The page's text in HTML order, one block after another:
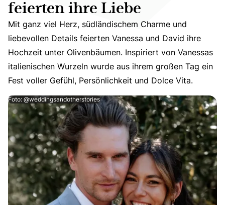
feierten ihre Liebe
Mit ganz viel Herz, südländischem Charme und
Mit ganz viel Herz, südländischem Charme und
liebevollen Details feierten Vanessa und David ihre
Hochzeit unter Olivenbäumen. Inspiriert von Vanessas
italienischen Wurzeln wurde aus ihrem großen Tag ein
Fest voller Gefühl, Persönlichkeit und Dolce Vita.
Foto: @weddingsandotherstories